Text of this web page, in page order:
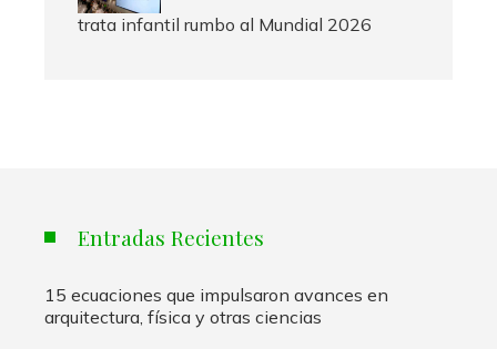
trata infantil rumbo al Mundial 2026
Entradas Recientes
15 ecuaciones que impulsaron avances en
arquitectura, física y otras ciencias